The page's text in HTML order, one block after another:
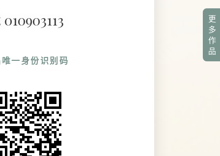
一身份识别码
更
多
作
品